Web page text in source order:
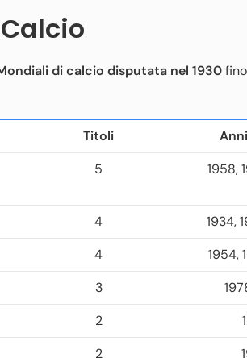
di calcio disputata nel 1930
Titoli
5
1958,
4
1934,
4
1954,
3
2
2